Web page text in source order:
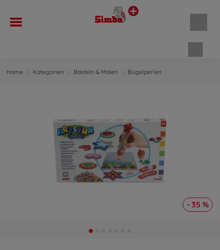
Home Kategorien Basteln & Malen Bügelperlen
- 35 %